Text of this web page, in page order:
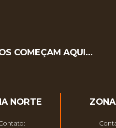
COMEÇAM AQUI…
NORTE